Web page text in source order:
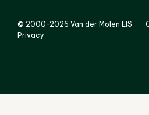
© 2000-2026 Van der Molen EIS
Privacy